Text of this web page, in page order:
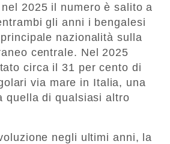
nel 2025 il numero è salito a
gli anni i bengalesi
nazionalità sulla
centrale. Nel 2025
circa il 31 per cento di
via mare in Italia, una
quella di qualsiasi altro
negli ultimi anni, la